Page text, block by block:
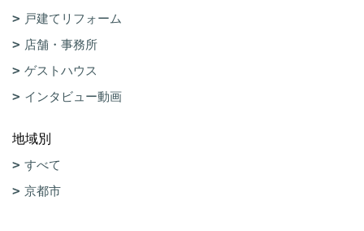
戸建てリフォーム
店舗・事務所
ゲストハウス
インタビュー動画
地域別
すべて
京都市